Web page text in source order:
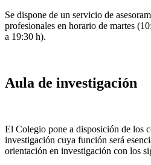
Se dispone de un servicio de
profesionales en horario de martes
a 19:30 h).
Aula de investigación
El Colegio pone a disposición de los
investigación cuya función será
orientación en investigación con los